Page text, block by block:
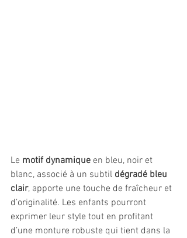
Le motif dynamique en bleu, noir et
blanc, associé à un subtil dégradé bleu
clair, apporte une touche de fraîcheur et
d’originalité. Les enfants pourront
exprimer leur style tout en profitant
d’une monture robuste qui tient dans la